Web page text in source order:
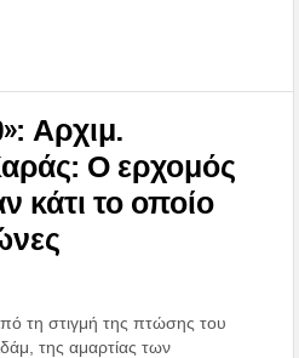
Αρχιμ.
Ο ερχομός
κάτι το οποίο
τη στιγμή της πτώσης του
της αμαρτίας των